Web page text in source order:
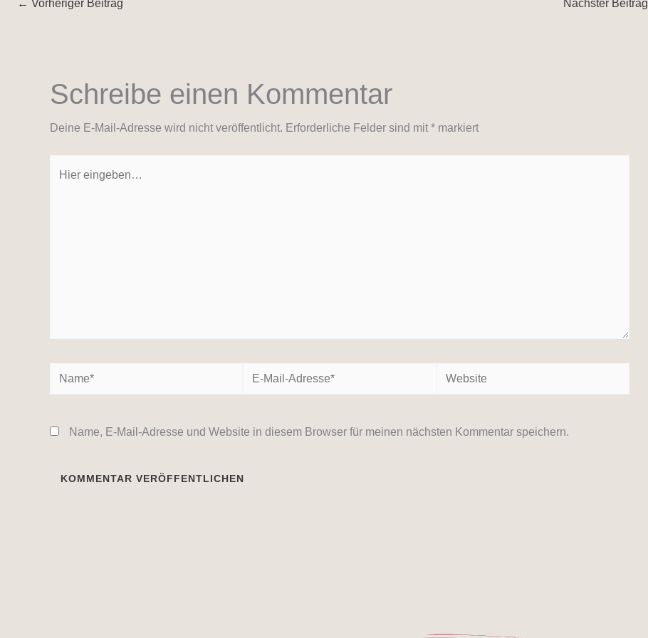
← Vorheriger Beitrag Nächster Beitrag
Schreibe einen Kommentar
Deine E-Mail-Adresse wird nicht veröffentlicht. Erforderliche Felder sind mit * markiert
Name*
E-
Mail-
Website
Name, E-Mail-Adresse und Website in diesem Browser für meinen nächsten Kommentar speichern.